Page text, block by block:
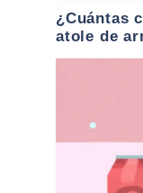
¿Cuántas
atole de